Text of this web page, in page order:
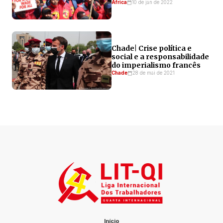
África 10 de jan de 2022
Chade| Crise política e
social e a responsabilidade
do imperialismo francês
Chade 28 de mai de 2021
Início